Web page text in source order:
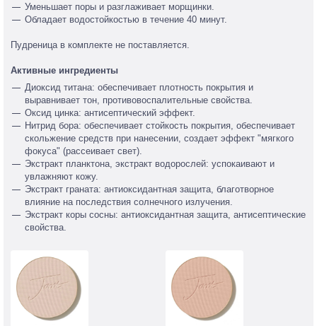
Уменьшает поры и разглаживает морщинки.
Обладает водостойкостью в течение 40 минут.
Пудреница в комплекте не поставляется.
Активные ингредиенты
Диоксид титана: обеспечивает плотность покрытия и
выравнивает тон, противовоспалительные свойства.
Оксид цинка: антисептический эффект.
Нитрид бора: обеспечивает стойкость покрытия, обеспечивает
скольжение средств при нанесении, создает эффект "мягкого
фокуса" (рассеивает свет).
Экстракт планктона, экстракт водорослей: успокаивают и
увлажняют кожу.
Экстракт граната: антиоксидантная защита, благотворное
влияние на последствия солнечного излучения.
Экстракт коры сосны: антиоксидантная защита, антисептические
свойства.